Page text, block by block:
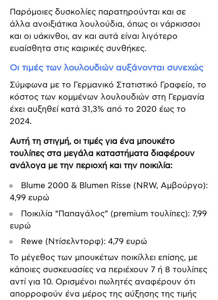
Παρόμοιες δυσκολίες παρατηρούνται και σε
άλλα ανοιξιάτικα λουλούδια, όπως οι νάρκισσοι
και οι υάκινθοι, αν και αυτά είναι λιγότερο
ευαίσθητα στις καιρικές συνθήκες.
Οι τιμές των λουλουδιών αυξάνονται συνεχώς
Σύμφωνα με το Γερμανικό Στατιστικό Γραφείο, το
κόστος των κομμένων λουλουδιών στη Γερμανία
έχει αυξηθεί κατά 31,3% από το 2020 έως το
2024.
Αυτή τη στιγμή, οι τιμές για ένα μπουκέτο
τουλίπες στα μεγάλα καταστήματα διαφέρουν
ανάλογα με την περιοχή και την ποικιλία:
Blume 2000 & Blumen Risse (NRW, Αμβούργο):
4,99 ευρώ
Ποικιλία “Παπαγάλος” (premium τουλίπες): 7,99
ευρώ
Rewe (Ντίσελντορφ): 4,79 ευρώ
Το μέγεθος των μπουκέτων ποικίλλει επίσης, με
κάποιες συσκευασίες να περιέχουν 7 ή 8 τουλίπες
αντί για 10. Ορισμένοι πωλητές αναφέρουν ότι
απορροφούν ένα μέρος της αύξησης της τιμής